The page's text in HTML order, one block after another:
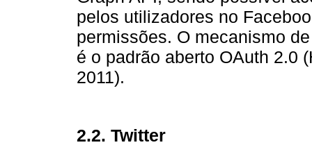
pelos utilizadores no
permissões. O mecanismo
é o padrão aberto OAuth 2.0
2011).
2.2. Twitter